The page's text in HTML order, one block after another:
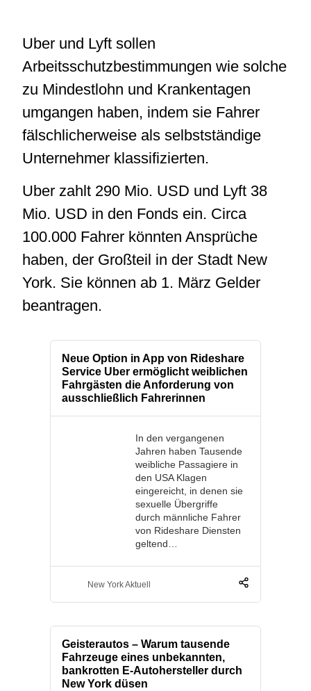
Uber und Lyft sollen
Arbeitsschutzbestimmungen wie solche
zu Mindestlohn und Krankentagen
umgangen haben, indem sie Fahrer
fälschlicherweise als selbstständige
Unternehmer klassifizierten.
Uber zahlt 290 Mio. USD und Lyft 38
Mio. USD in den Fonds ein. Circa
100.000 Fahrer könnten Ansprüche
haben, der Großteil in der Stadt New
York. Sie können ab 1. März Gelder
beantragen.
Neue Option in App von Rideshare
Service Uber ermöglicht weiblichen
Fahrgästen die Anforderung von
ausschließlich Fahrerinnen
In den vergangenen
Jahren haben Tausende
weibliche Passagiere in
den USA Klagen
eingereicht, in denen sie
sexuelle Übergriffe
durch männliche Fahrer
von Rideshare Diensten
geltend…
New York Aktuell
Geisterautos – Warum tausende
Fahrzeuge eines unbekannten,
bankrotten E-Autohersteller durch
New York düsen